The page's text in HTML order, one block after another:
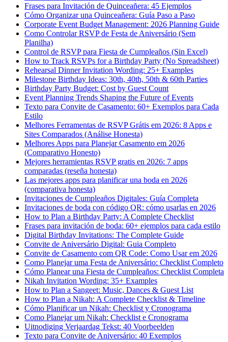
Frases para Invitación de Quinceañera: 45 Ejemplos
Cómo Organizar una Quinceañera: Guía Paso a Paso
Corporate Event Budget Management: 2026 Planning Guide
Como Controlar RSVP de Festa de Aniversário (Sem
Planilha)
Control de RSVP para Fiesta de Cumpleaños (Sin Excel)
How to Track RSVPs for a Birthday Party (No Spreadsheet)
Rehearsal Dinner Invitation Wording: 25+ Examples
Milestone Birthday Ideas: 30th, 40th, 50th & 60th Parties
Birthday Party Budget: Cost by Guest Count
Event Planning Trends Shaping the Future of Events
Texto para Convite de Casamento: 60+ Exemplos para Cada
Estilo
Melhores Ferramentas de RSVP Grátis em 2026: 8 Apps e
Sites Comparados (Análise Honesta)
Melhores Apps para Planejar Casamento em 2026
(Comparativo Honesto)
Mejores herramientas RSVP gratis en 2026: 7 apps
comparadas (reseña honesta)
Las mejores apps para planificar una boda en 2026
(comparativa honesta)
Invitaciones de Cumpleaños Digitales: Guía Completa
Invitaciones de boda con código QR: cómo usarlas en 2026
How to Plan a Birthday Party: A Complete Checklist
Frases para invitación de boda: 60+ ejemplos para cada estilo
Digital Birthday Invitations: The Complete Guide
Convite de Aniversário Digital: Guia Completo
Convite de Casamento com QR Code: Como Usar em 2026
Como Planejar uma Festa de Aniversário: Checklist Completo
Cómo Planear una Fiesta de Cumpleaños: Checklist Completa
Nikah Invitation Wording: 35+ Examples
How to Plan a Sangeet: Music, Dances & Guest List
How to Plan a Nikah: A Complete Checklist & Timeline
Cómo Planificar un Nikah: Checklist y Cronograma
Como Planejar um Nikah: Checklist e Cronograma
Uitnodiging Verjaardag Tekst: 40 Voorbeelden
Texto para Convite de Aniversário: 40 Exemplos